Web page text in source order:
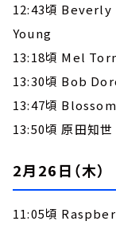
12:43頃
Young
13:18頃 Mel
13:30頃 Bob
13:47頃
13:50頃 原田知
2月26日（木）
11:05頃